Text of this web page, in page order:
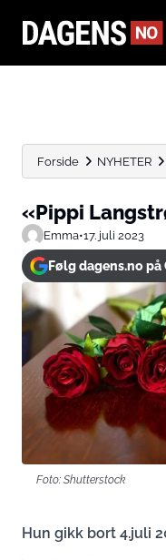
Forside NYHETER
«Pippi
Emma•17. juli 2023
Følg dagens.no på
Foto: Shutterstock
Hun gikk bort 4.juli